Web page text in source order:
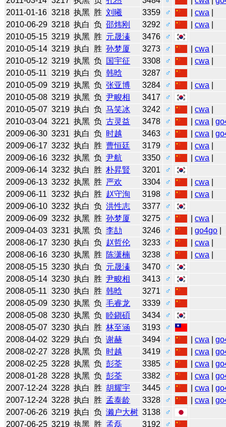
2011-01-16 3218 执黑 胜 刘曦 3359 ♂ |cwa
2010-06-29 3218 执白 负 邵炜刚 3292 ♂ |cwa
2010-05-15 3219 执黑 胜 元晟溱 3476
♂
2010-05-14 3219 执白 胜 孙梦厦 3273 ♂ |cwa
2010-05-12 3219 执黑 负 国宇征 3308 ♂ |cwa
2010-05-11 3219 执白 负 韩晗 3287
♂
2010-05-09 3219 执黑 负 张亚博 3284 ♂ |cwa
2010-05-08 3219 执黑 负 尹畯相 3417
♂
2010-05-07 3219 执白 负 马笑冰 3242 ♂ |cwa
2010-03-04 3221 执黑 负 古灵益 3478 ♂ |cwa |
2009-06-30 3231 执白 负 时越 3463 ♂ |cwa |
2009-06-17 3232 执白 胜 曹恒廷 3179 ♂ |cwa
2009-06-16 3232 执黑 负 尹航 3350 ♂ |cwa
2009-06-14 3232 执白 胜 朴昇賢 3201
♂
2009-06-13 3232 执黑 胜 严欢 3304 ♂ |cwa
2009-06-11 3232 执白 胜 赵守洵 3198 ♂ |cwa
2009-06-10 3232 执白 负 洪性志 3377
♂
2009-06-09 3232 执黑 胜 孙梦厦 3275 ♂ |cwa
2009-04-03 3231 执黑 负 李劼 3246 ♂ |go4go
2008-06-17 3230 执白 负 赵哲伦 3233 ♂ |cwa
2008-06-16 3230 执黑 胜 陈潇楠 3238 ♂ |cwa
2008-05-15 3230 执白 负 元晟溱 3470
♂
2008-05-14 3230 执白 胜 尹畯相 3413
♂
2008-05-11 3230 执白 胜 韩晗 3271
♂
2008-05-09 3230 执黑 负 毛睿龙 3339
♂
2008-05-08 3230 执黑 负 睦鎭碩 3434
♂
2008-05-07 3230 执白 胜 林至涵 3193
♂
2008-04-02 3229 执白 负 谢赫 3494 ♂ |cwa |
2008-02-27 3228 执黑 负 时越 3419 ♂ |cwa |
2008-02-25 3228 执黑 负 彭荃 3385 ♂ |cwa |
2008-01-28 3228 执黑 负 彭荃 3382 ♂ |cwa |
2007-12-24 3228 执白 胜 胡耀宇 3445 ♂ |cwa |
2007-12-24 3228 执白 胜 孟泰龄 3328 ♂ |cwa |
2007-06-26 3219 执白 负 濑户大树 3138
♂
2007-06-25 3219 执黑 胜 孟磊 3192 ♂